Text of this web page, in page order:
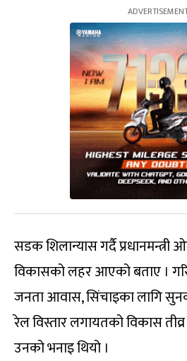
सडक शिलान्यास गर्दै
विकासको लहर आएको बताए ।
जनता आवास, सिंचाइका लागि
रेल विस्तार लगायतको विकास
उनको भनाइ थियो ।